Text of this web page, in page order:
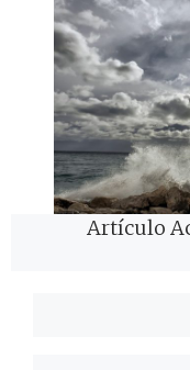
Artículo